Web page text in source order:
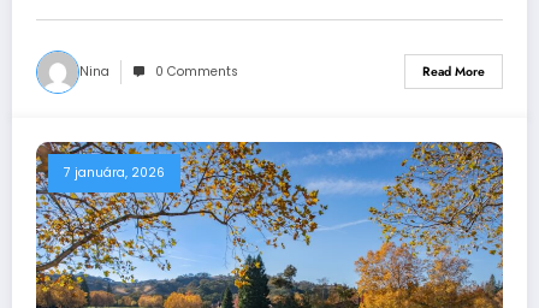
Nina 0 Comments Read More
7 januára, 2026